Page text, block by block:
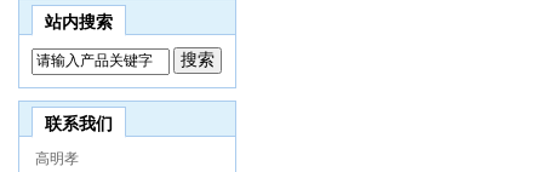
站内搜索
联系我们
高明孝